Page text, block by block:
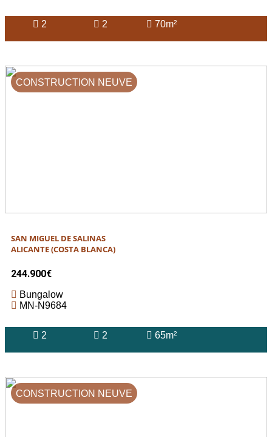
2 2 70m²
CONSTRUCTION NEUVE
SAN MIGUEL DE SALINAS
ALICANTE (COSTA BLANCA)
244.900€
Bungalow
MN-N9684
2 2 65m²
CONSTRUCTION NEUVE